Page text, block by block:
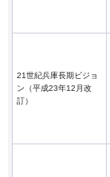
21世紀兵庫長期ビジョ
ン（平成23年12月改
訂）